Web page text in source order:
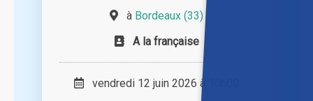
à Bordeaux (33)
A la française
vendredi 12 juin 2026 à 10h00